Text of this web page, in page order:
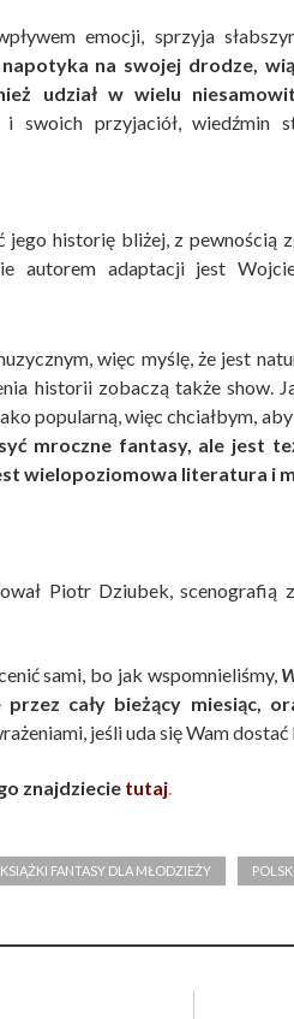
emocji, sprzyja
na swojej drodze,
udział w wielu
swoich przyjaciół, wiedźmin
jego historię bliżej, z pewnością
autorem adaptacji jest
więc myślę, że jest
historii zobaczą także show.
popularną, więc chciałbym,
mroczne fantasy, ale jest
wielopoziomowa literatura i
Piotr Dziubek, scenografią
sami, bo jak wspomnieliśmy,
cały bieżący miesiąc,
jeśli uda się Wam
znajdziecie tutaj.
KSIĄŻKI FANTASY DLA MŁODZIEŻY